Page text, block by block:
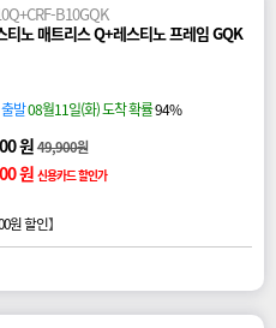
B10GQK
티노 매트리스 Q+레스티노 프레임 GQK
발08월11일(화) 도착 확률94%
원49,900원
원 신용카드 할인가
원 할인】